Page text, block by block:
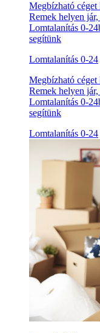
Megbízható céget
Remek helyen
Lomtalanítás 0-
segítünk
Lomtalanítás 0-24
Megbízható céget
Remek helyen
Lomtalanítás 0-
segítünk
Lomtalanítás 0-24